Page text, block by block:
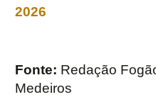
2026
Fonte: Redação
Medeiros